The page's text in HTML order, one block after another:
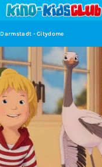
Darmstadt - Citydome